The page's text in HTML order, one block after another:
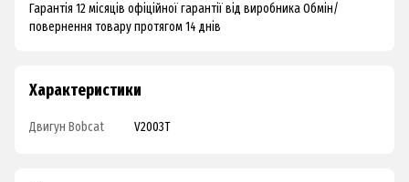
Гарантія 12 місяців офіційної гарантії від виробника Обмін/
повернення товару протягом 14 днів
Характеристики
Двигун Bobcat V2003T